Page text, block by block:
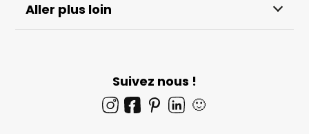
Aller plus loin
Suivez nous !
🙂